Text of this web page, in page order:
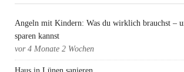
Angeln mit Kindern: Was du wirklich brauchst –
sparen kannst
vor 4 Monate 2 Wochen